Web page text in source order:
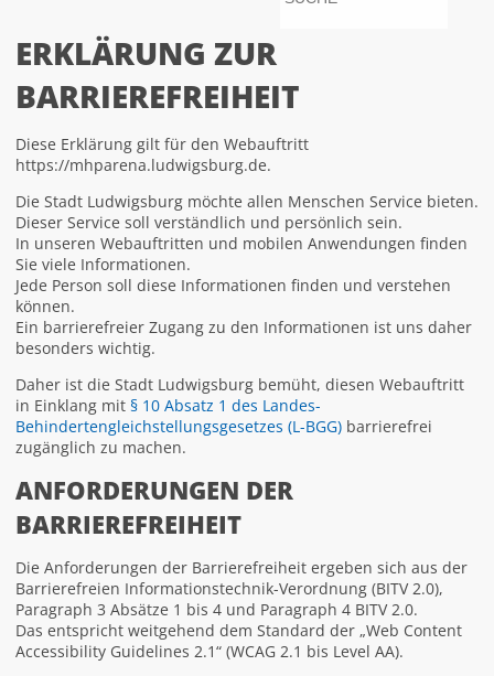
ERKLÄRUNG ZUR
BARRIEREFREIHEIT
Diese Erklärung gilt für den Webauftritt
https://mhparena.ludwigsburg.de.
Die Stadt Ludwigsburg möchte allen Menschen Service bieten.
Dieser Service soll verständlich und persönlich sein.
In unseren Webauftritten und mobilen Anwendungen finden
Sie viele Informationen.
Jede Person soll diese Informationen finden und verstehen
können.
Ein barrierefreier Zugang zu den Informationen ist uns daher
besonders wichtig.
Daher ist die Stadt Ludwigsburg bemüht, diesen Webauftritt
in Einklang mit § 10 Absatz 1 des Landes-
Behindertengleichstellungsgesetzes (L-BGG) barrierefrei
zugänglich zu machen.
ANFORDERUNGEN DER
BARRIEREFREIHEIT
Die Anforderungen der Barrierefreiheit ergeben sich aus der
Barrierefreien Informationstechnik-Verordnung (BITV 2.0),
Paragraph 3 Absätze 1 bis 4 und Paragraph 4 BITV 2.0.
Das entspricht weitgehend dem Standard der „Web Content
Accessibility Guidelines 2.1“ (WCAG 2.1 bis Level AA).